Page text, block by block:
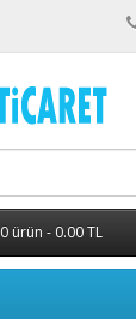
0 ürün - 0.00 TL